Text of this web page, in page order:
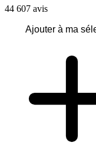
44 607 avis
Ajouter à ma